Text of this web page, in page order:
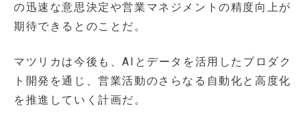
の迅速な意思決定や営業マネジメントの精度向上が
期待できるとのことだ。
マツリカは今後も、AIとデータを活用したプロダク
ト開発を通じ、営業活動のさらなる自動化と高度化
を推進していく計画だ。